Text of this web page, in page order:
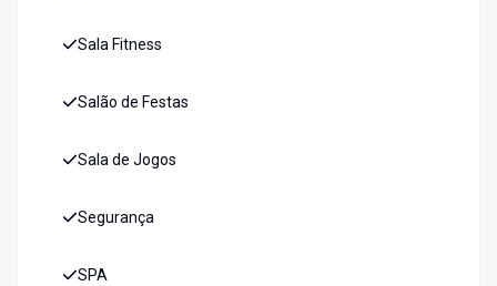
Sala Fitness
Salão de Festas
Sala de Jogos
Segurança
SPA